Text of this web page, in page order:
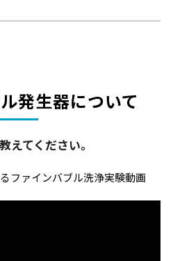
発生器について
えてください。
ファインバブル洗浄実験動画